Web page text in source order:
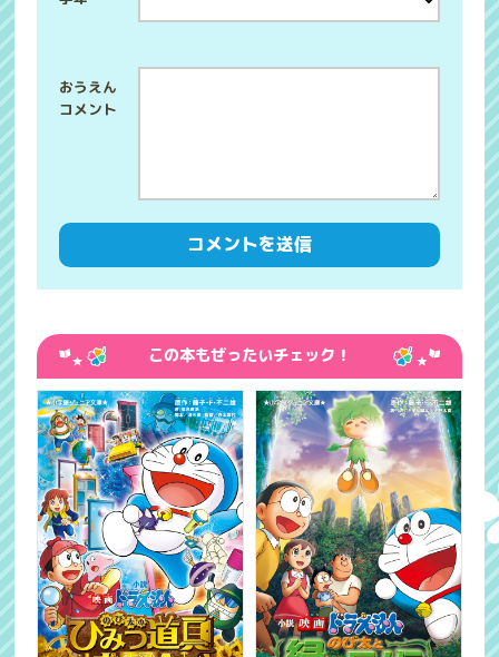
この本もぜったいチェック！